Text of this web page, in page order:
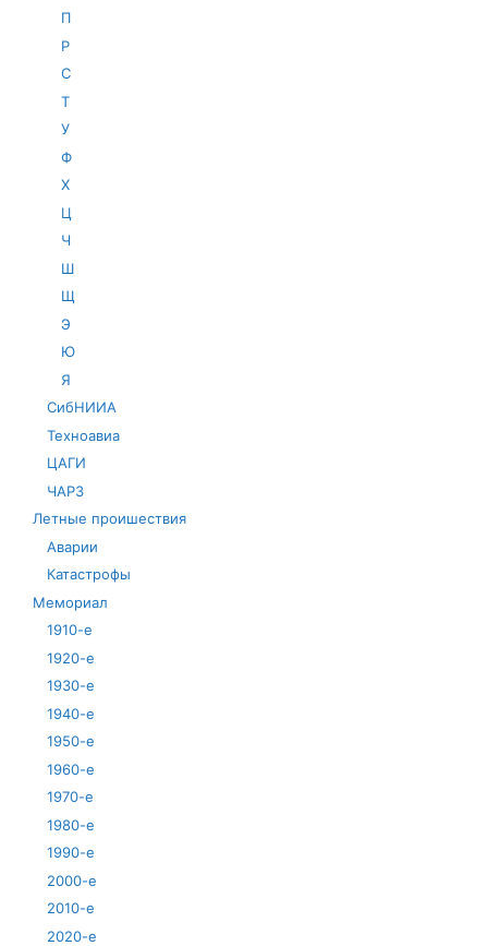
П
Р
С
Т
У
Ф
Х
Ц
Ч
Ш
Щ
Э
Ю
Я
СибНИИА
Техноавиа
ЦАГИ
ЧАРЗ
Летные проишествия
Аварии
Катастрофы
Мемориал
1910-е
1920-е
1930-е
1940-е
1950-е
1960-е
1970-е
1980-е
1990-е
2000-е
2010-е
2020-е